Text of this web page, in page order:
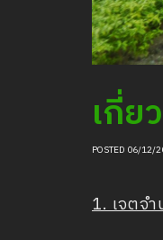
เกี่ย
POSTED 06/12/
1. เจตจ